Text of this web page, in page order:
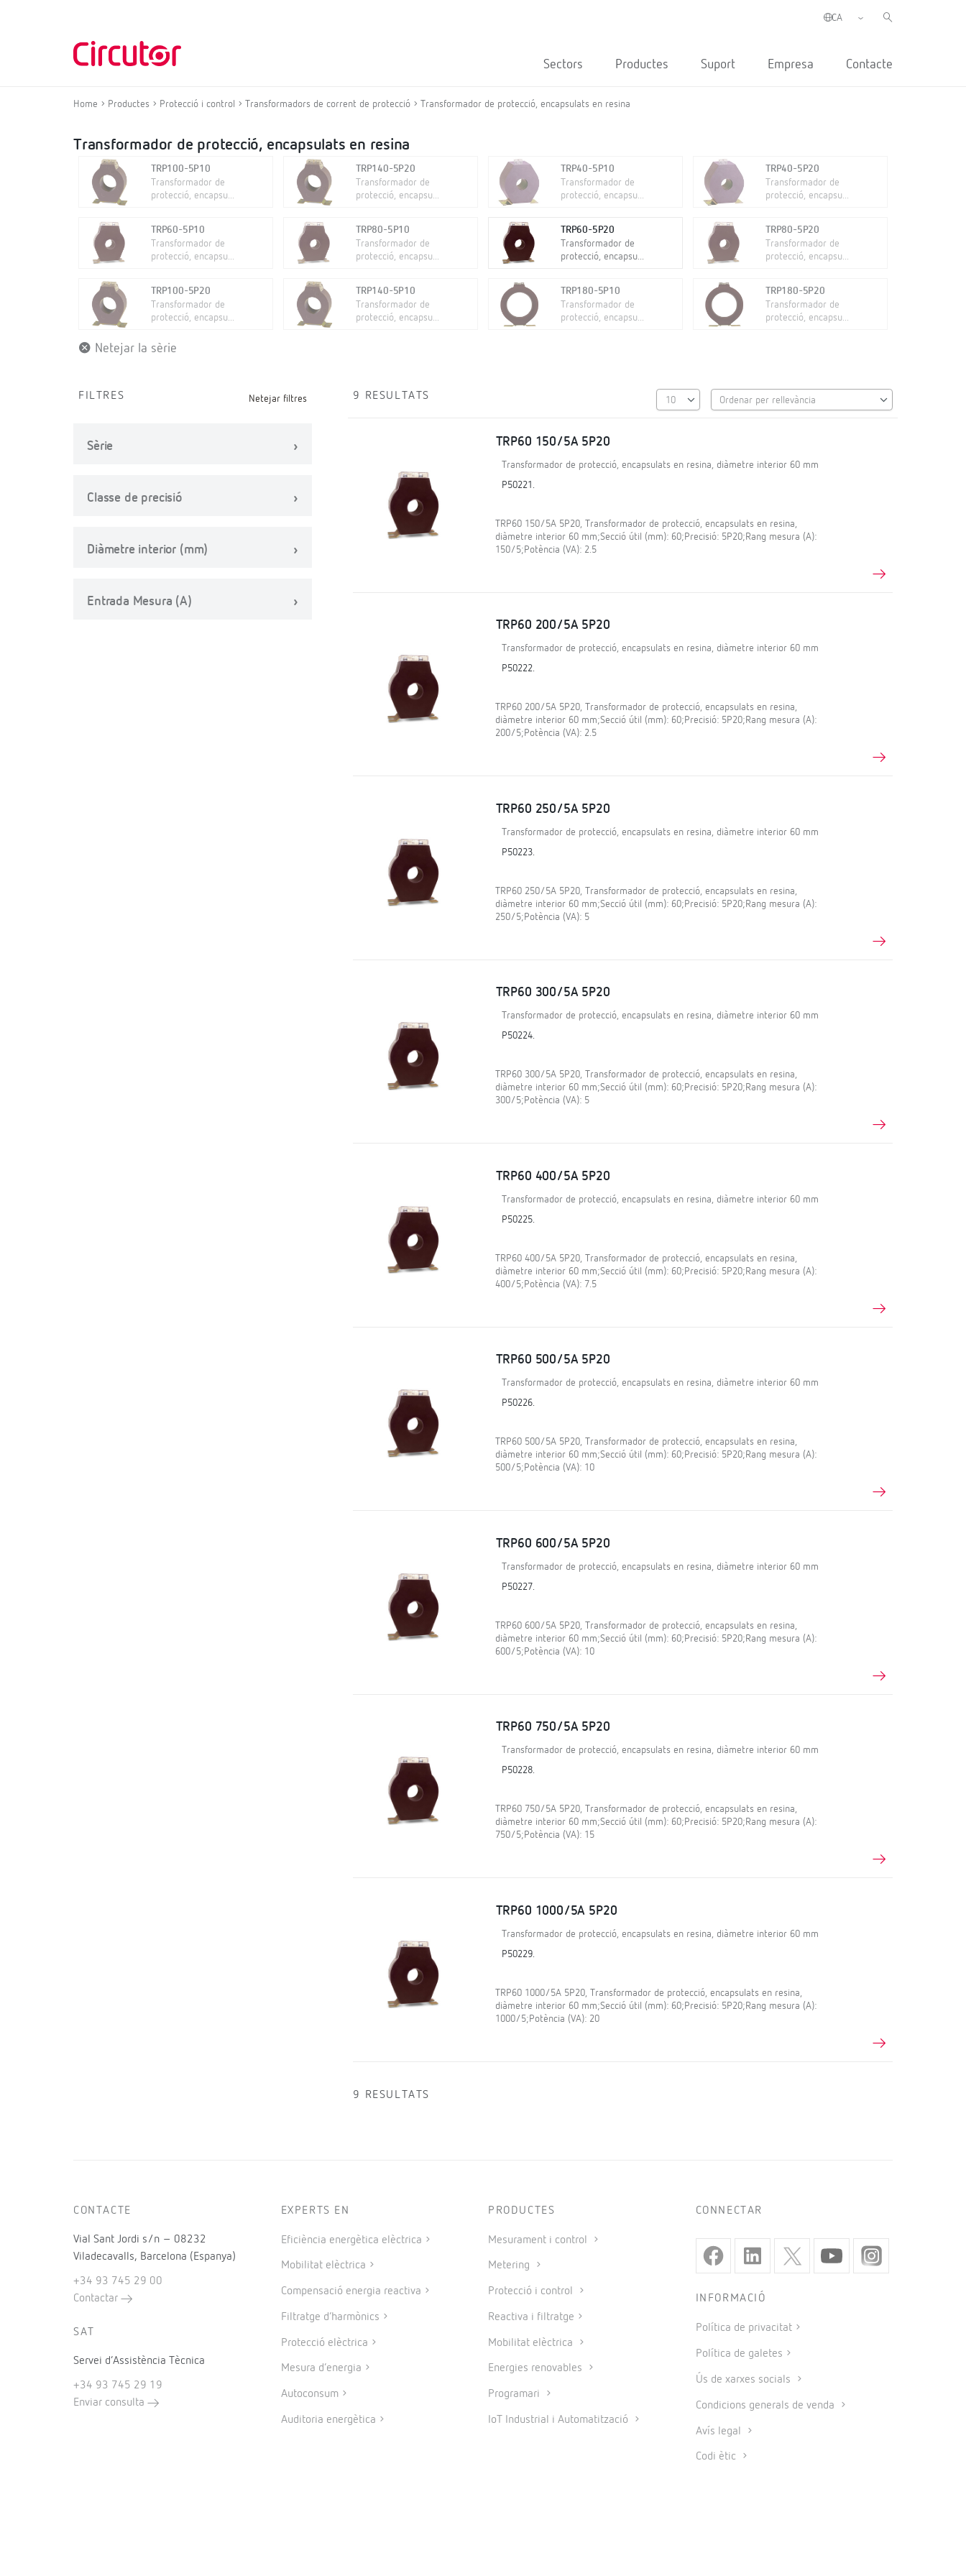
Sectors Productes Suport Empresa Contacte
Home Productes Protecció i control Transformadors de corrent de protecció Transformador de protecció, encapsulats en resina
Transformador de protecció, encapsulats en resina
TRP100-5P10
Transformador de
protecció, encapsu...
TRP140-5P20
Transformador de
protecció, encapsu...
TRP40-5P10
Transformador de
protecció, encapsu...
TRP40-5P20
Transformador de
protecció, encapsu...
TRP60-5P10
Transformador de
protecció, encapsu...
TRP80-5P10
Transformador de
protecció, encapsu...
TRP60-5P20
Transformador de
protecció, encapsu...
TRP80-5P20
Transformador de
protecció, encapsu...
TRP100-5P20
Transformador de
protecció, encapsu...
TRP140-5P10
Transformador de
protecció, encapsu...
TRP180-5P10
Transformador de
protecció, encapsu...
TRP180-5P20
Transformador de
protecció, encapsu...
Netejar la sèrie
FILTRES Netejar filtres
Sèrie
Classe de precisió
Diàmetre interior (mm)
Entrada Mesura (A)
9 RESULTATS
TRP60 150/5A 5P20
Transformador de protecció, encapsulats en resina, diàmetre interior 60 mm
P50221.
TRP60 150/5A 5P20, Transformador de protecció, encapsulats en resina,
diàmetre interior 60 mm;Secció útil (mm): 60;Precisió: 5P20;Rang mesura (A):
150/5;Potència (VA): 2.5
TRP60 200/5A 5P20
Transformador de protecció, encapsulats en resina, diàmetre interior 60 mm
P50222.
TRP60 200/5A 5P20, Transformador de protecció, encapsulats en resina,
diàmetre interior 60 mm;Secció útil (mm): 60;Precisió: 5P20;Rang mesura (A):
200/5;Potència (VA): 2.5
TRP60 250/5A 5P20
Transformador de protecció, encapsulats en resina, diàmetre interior 60 mm
P50223.
TRP60 250/5A 5P20, Transformador de protecció, encapsulats en resina,
diàmetre interior 60 mm;Secció útil (mm): 60;Precisió: 5P20;Rang mesura (A):
250/5;Potència (VA): 5
TRP60 300/5A 5P20
Transformador de protecció, encapsulats en resina, diàmetre interior 60 mm
P50224.
TRP60 300/5A 5P20, Transformador de protecció, encapsulats en resina,
diàmetre interior 60 mm;Secció útil (mm): 60;Precisió: 5P20;Rang mesura (A):
300/5;Potència (VA): 5
TRP60 400/5A 5P20
Transformador de protecció, encapsulats en resina, diàmetre interior 60 mm
P50225.
TRP60 400/5A 5P20, Transformador de protecció, encapsulats en resina,
diàmetre interior 60 mm;Secció útil (mm): 60;Precisió: 5P20;Rang mesura (A):
400/5;Potència (VA): 7.5
TRP60 500/5A 5P20
Transformador de protecció, encapsulats en resina, diàmetre interior 60 mm
P50226.
TRP60 500/5A 5P20, Transformador de protecció, encapsulats en resina,
diàmetre interior 60 mm;Secció útil (mm): 60;Precisió: 5P20;Rang mesura (A):
500/5;Potència (VA): 10
TRP60 600/5A 5P20
Transformador de protecció, encapsulats en resina, diàmetre interior 60 mm
P50227.
TRP60 600/5A 5P20, Transformador de protecció, encapsulats en resina,
diàmetre interior 60 mm;Secció útil (mm): 60;Precisió: 5P20;Rang mesura (A):
600/5;Potència (VA): 10
TRP60 750/5A 5P20
Transformador de protecció, encapsulats en resina, diàmetre interior 60 mm
P50228.
TRP60 750/5A 5P20, Transformador de protecció, encapsulats en resina,
diàmetre interior 60 mm;Secció útil (mm): 60;Precisió: 5P20;Rang mesura (A):
750/5;Potència (VA): 15
TRP60 1000/5A 5P20
Transformador de protecció, encapsulats en resina, diàmetre interior 60 mm
P50229.
TRP60 1000/5A 5P20, Transformador de protecció, encapsulats en resina,
diàmetre interior 60 mm;Secció útil (mm): 60;Precisió: 5P20;Rang mesura (A):
1000/5;Potència (VA): 20
9 RESULTATS
CONTACTE
Vial Sant Jordi s/n – 08232
Viladecavalls, Barcelona (Espanya)
+34 93 745 29 00
Contactar
SAT
Servei d’Assistència Tècnica
+34 93 745 29 19
Enviar consulta
EXPERTS EN
Eficiència energètica elèctrica
Mobilitat elèctrica
Compensació energia reactiva
Filtratge d’harmònics
Protecció elèctrica
Mesura d’energia
Autoconsum
Auditoria energètica
PRODUCTES
Mesurament i control
Metering
Protecció i control
Reactiva i filtratge
Mobilitat elèctrica
Energies renovables
Programari
IoT Industrial i Automatització
CONNECTAR
INFORMACIÓ
Política de privacitat
Política de galetes
Ús de xarxes socials
Condicions generals de venda
Avís legal
Codi ètic